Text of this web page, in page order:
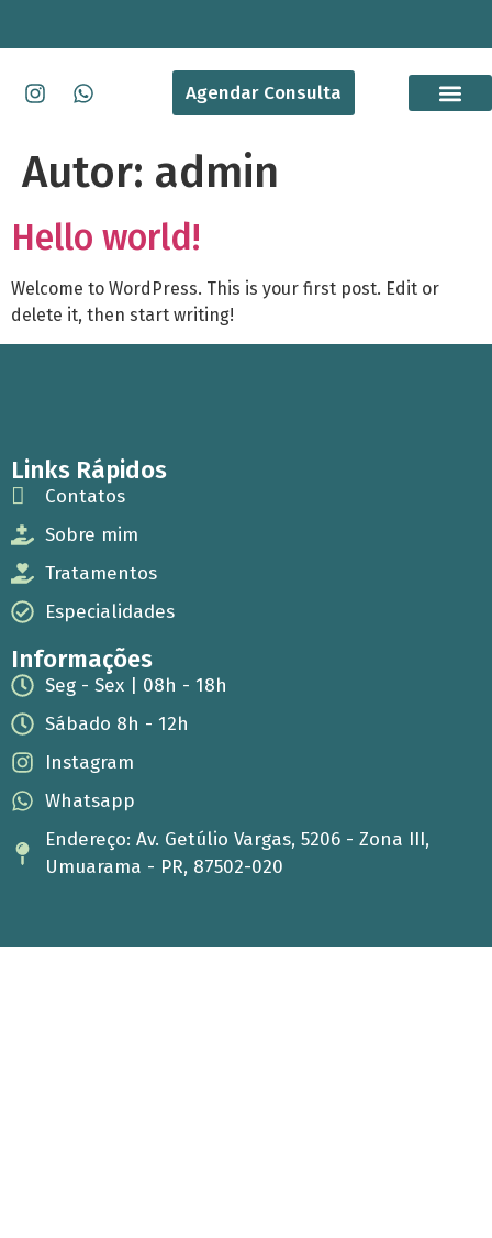
Agendar Consulta
Autor: admin
Hello world!
Welcome to WordPress. This is your first post. Edit or
delete it, then start writing!
Links Rápidos
Contatos
Sobre mim
Tratamentos
Especialidades
Informações
Seg - Sex | 08h - 18h
Sábado 8h - 12h
Instagram
Whatsapp
Endereço: Av. Getúlio Vargas, 5206 - Zona III,
Umuarama - PR, 87502-020